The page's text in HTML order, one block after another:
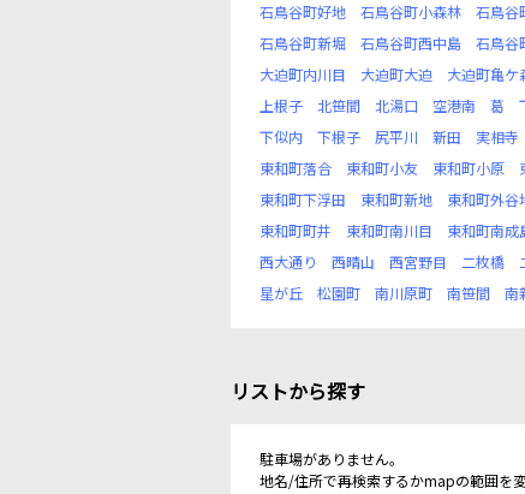
石鳥谷町好地
石鳥谷町小森林 石鳥谷
石鳥谷町新堀
石鳥谷町西中島 石鳥谷
大迫町内川目
大迫町大迫 大迫町亀ケ
上根子
北笹間 北湯口 空港南 葛
下似内
下根子 尻平川 新田 実相寺
東和町落合
東和町小友 東和町小原
東和町下浮田
東和町新地 東和町外谷
東和町町井
東和町南川目 東和町南成
西大通り
西晴山 西宮野目 二枚橋
星が丘
松園町 南川原町 南笹間 南
リストから探す
駐車場がありません。
地名/住所で再検索するかmapの範囲を変